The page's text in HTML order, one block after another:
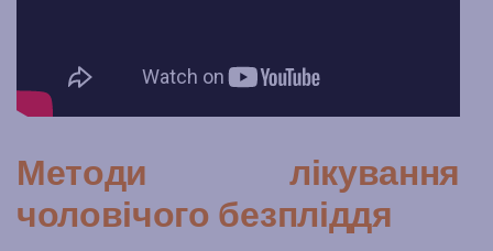
Методи лікування
чоловічого безпліддя